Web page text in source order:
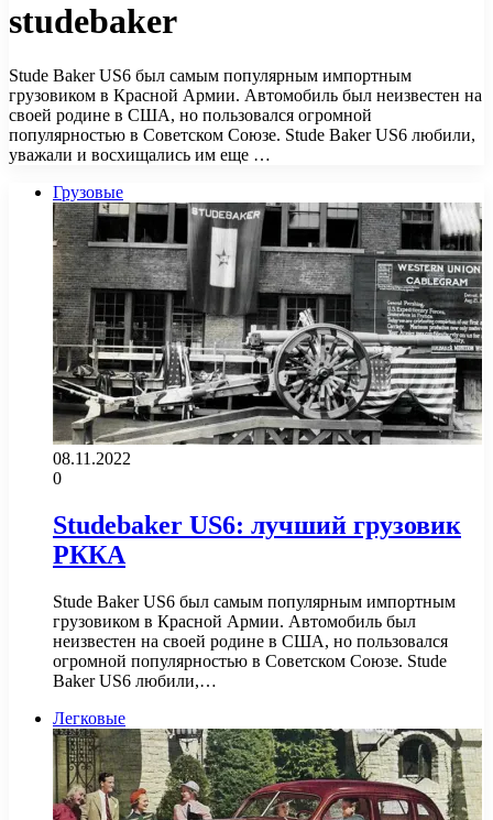
studebaker
Stude Baker US6 был самым популярным импортным
грузовиком в Красной Армии. Автомобиль был неизвестен на
своей родине в США, но пользовался огромной
популярностью в Советском Союзе. Stude Baker US6 любили,
уважали и восхищались им еще …
Грузовые
08.11.2022
0
Studebaker US6: лучший грузовик
РККА
Stude Baker US6 был самым популярным импортным
грузовиком в Красной Армии. Автомобиль был
неизвестен на своей родине в США, но пользовался
огромной популярностью в Советском Союзе. Stude
Baker US6 любили,…
Легковые